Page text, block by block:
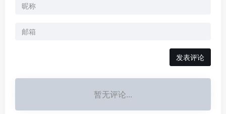
发表评论
暂无评论...